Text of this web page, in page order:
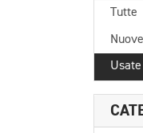
Tutte
Nuove
Usate